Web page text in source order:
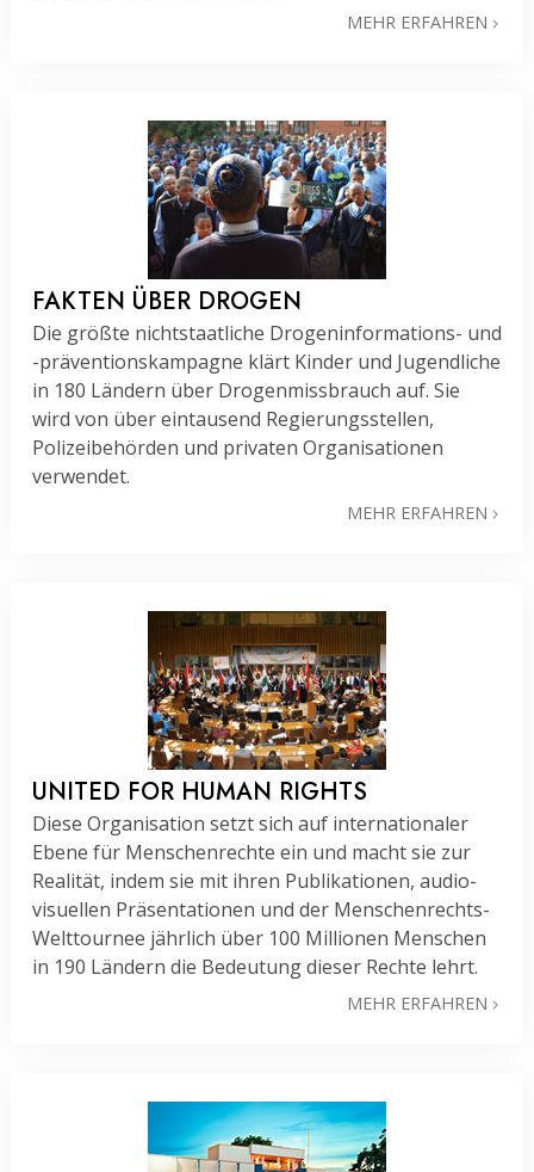
MEHR ERFAHREN
FAKTEN ÜBER DROGEN
Die größte nichtstaatliche Drogeninformations- und
-präventionskampagne klärt Kinder und Jugendliche
in 180 Ländern über Drogenmissbrauch auf. Sie
wird von über eintausend Regierungsstellen,
Polizeibehörden und privaten Organisationen
verwendet.
MEHR ERFAHREN
UNITED FOR HUMAN RIGHTS
Diese Organisation setzt sich auf inter­nationaler
Ebene für Menschenrechte ein und macht sie zur
Realität, indem sie mit ihren Publikationen, audio­
visuellen Präsentationen und der Menschenrechts-
Welttournee jährlich über 100 Millionen Menschen
in 190 Ländern die Bedeutung dieser Rechte lehrt.
MEHR ERFAHREN